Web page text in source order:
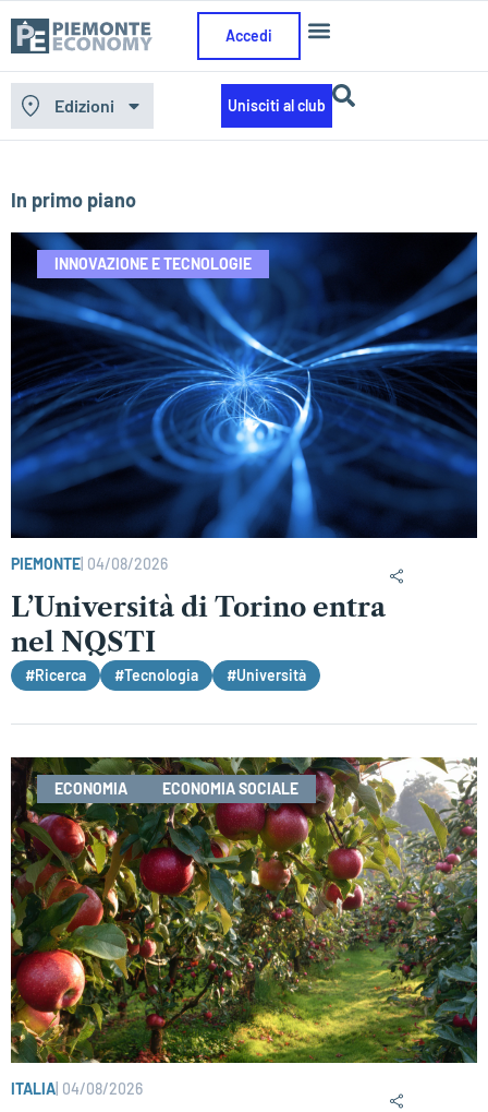
Accedi
Edizioni Unisciti al club
In primo piano
INNOVAZIONE E TECNOLOGIE
PIEMONTE 04/08/2026
L’Università di Torino entra
nel NQSTI
#Ricerca #Tecnologia #Università
ECONOMIA ECONOMIA SOCIALE
ITALIA 04/08/2026